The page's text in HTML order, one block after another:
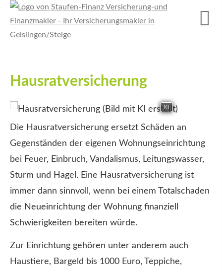
Haus­rat­ver­si­che­rung
KI
Die Haus­rat­ver­si­che­rung ersetzt Schäden an
Gegenständen der eigenen Wohnungseinrichtung
bei Feuer, Einbruch, Vandalismus, Leitungswasser,
Sturm und Hagel. Eine Haus­rat­ver­si­che­rung ist
immer dann sinnvoll, wenn bei einem Totalschaden
die Neueinrichtung der Wohnung finanziell
Schwierigkeiten bereiten würde.
Zur Einrichtung gehören unter anderem auch
Haustiere, Bargeld bis 1000 Euro, Teppiche,